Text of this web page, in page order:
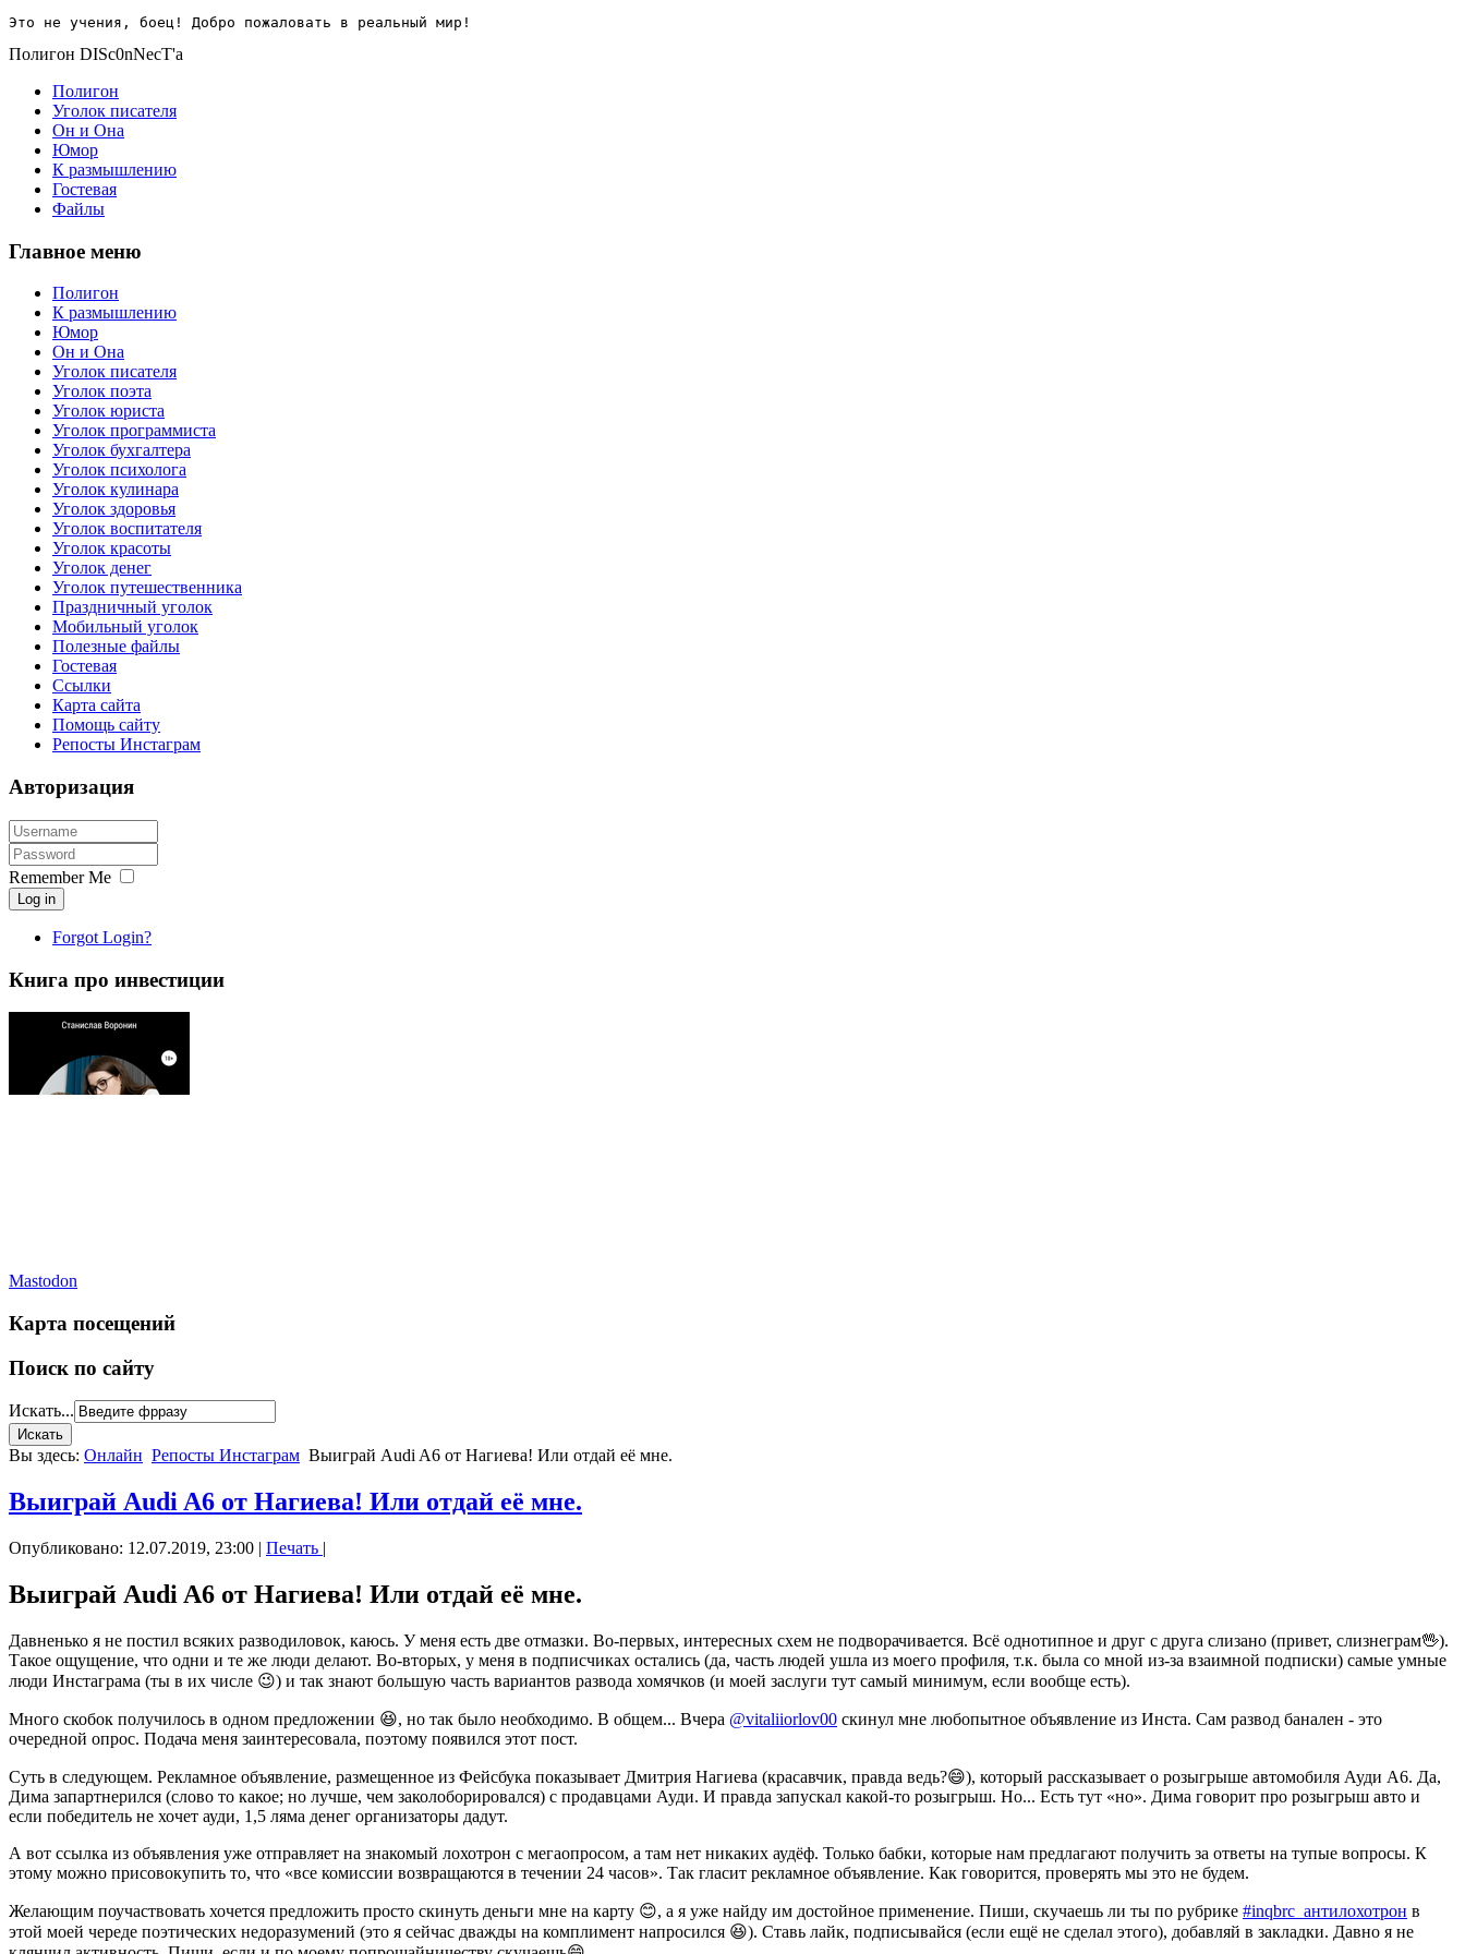
Это не учения, боец! Добро пожаловать в реальный мир!
Полигон DISc0nNecT'a
Полигон
Уголок писателя
Он и Она
Юмор
К размышлению
Гостевая
Файлы
Главное меню
Полигон
К размышлению
Юмор
Он и Она
Уголок писателя
Уголок поэта
Уголок юриста
Уголок программиста
Уголок бухгалтера
Уголок психолога
Уголок кулинара
Уголок здоровья
Уголок воспитателя
Уголок красоты
Уголок денег
Уголок путешественника
Праздничный уголок
Мобильный уголок
Полезные файлы
Гостевая
Ссылки
Карта сайта
Помощь сайту
Репосты Инстаграм
Авторизация
Remember Me
Log in
Forgot Login?
Книга про инвестиции
Mastodon
Карта посещений
Поиск по сайту
Искать...
Вы здесь: Онлайн Репосты Инстаграм Выиграй Audi A6 от Нагиева! Или отдай её мне.
Выиграй Audi A6 от Нагиева! Или отдай её мне.
Опубликовано: 12.07.2019, 23:00 | Печать |
Выиграй Audi A6 от Нагиева! Или отдай её мне.
Давненько я не постил всяких разводиловок, каюсь. У меня есть две отмазки. Во-первых, интересных схем не подворачивается. Всё однотипное и друг с друга слизано (привет, слизнеграм🖖).
Такое ощущение, что одни и те же люди делают. Во-вторых, у меня в подписчиках остались (да, часть людей ушла из моего профиля, т.к. была со мной из-за взаимной подписки) самые умные
люди Инстаграма (ты в их числе 😉) и так знают большую часть вариантов развода хомячков (и моей заслуги тут самый минимум, если вообще есть).
Много скобок получилось в одном предложении 😆, но так было необходимо. В общем... Вчера @vitaliiorlov00 скинул мне любопытное объявление из Инста. Сам развод банален - это
очередной опрос. Подача меня заинтересовала, поэтому появился этот пост.
Суть в следующем. Рекламное объявление, размещенное из Фейсбука показывает Дмитрия Нагиева (красавчик, правда ведь?😄), который рассказывает о розыгрыше автомобиля Ауди А6. Да,
Дима запартнерился (слово то какое; но лучше, чем заколоборировался) с продавцами Ауди. И правда запускал какой-то розыгрыш. Но... Есть тут «но». Дима говорит про розыгрыш авто и
если победитель не хочет ауди, 1,5 ляма денег организаторы дадут.
А вот ссылка из объявления уже отправляет на знакомый лохотрон с мегаопросом, а там нет никаких аудёф. Только бабки, которые нам предлагают получить за ответы на тупые вопросы. К
этому можно присовокупить то, что «все комиссии возвращаются в течении 24 часов». Так гласит рекламное объявление. Как говорится, проверять мы это не будем.
Желающим поучаствовать хочется предложить просто скинуть деньги мне на карту 😊, а я уже найду им достойное применение. Пиши, скучаешь ли ты по рубрике #inqbrc_антилохотрон в
этой моей череде поэтических недоразумений (это я сейчас дважды на комплимент напросился 😆). Ставь лайк, подписывайся (если ещё не сделал этого), добавляй в закладки. Давно я не